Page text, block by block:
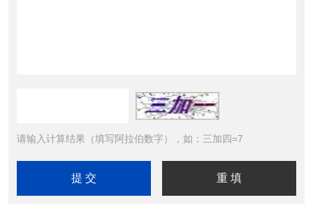
请输入计算结果（填写阿拉伯数字），如：三加四=7